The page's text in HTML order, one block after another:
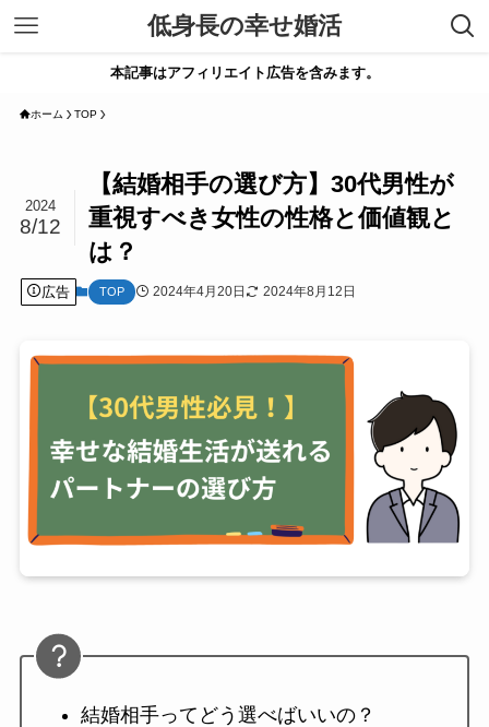
低身長の幸せ婚活
本記事はアフィリエイト広告を含みます。
ホーム TOP
【結婚相手の選び方】30代男性が
重視すべき女性の性格と価値観と
は？
2024
8/12
広告 TOP 2024年4月20日 2024年8月12日
結婚相手ってどう選べばいいの？